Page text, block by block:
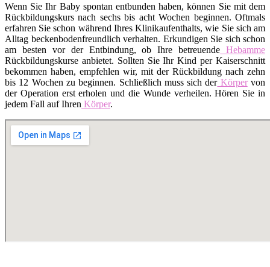
Wenn Sie Ihr Baby spontan entbunden haben, können Sie mit dem
Rückbildungskurs nach sechs bis acht Wochen beginnen. Oftmals
erfahren Sie schon während Ihres Klinikaufenthalts, wie Sie sich am
Alltag beckenbodenfreundlich verhalten. Erkundigen Sie sich schon
am besten vor der Entbindung, ob Ihre betreuende Hebamme
Rückbildungskurse anbietet. Sollten Sie Ihr Kind per Kaiserschnitt
bekommen haben, empfehlen wir, mit der Rückbildung nach zehn
bis 12 Wochen zu beginnen. Schließlich muss sich derKörpervon
der Operation erst erholen und die Wunde verheilen. Hören Sie in
jedem Fall auf Ihren Körper.